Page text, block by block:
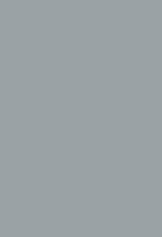
dass
einer